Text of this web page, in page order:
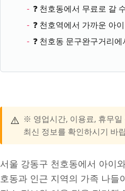
❓ 천호동에서 무료로 갈
❓ 천호역에서 가까운 아
❓ 천호동 문구완구거리
⚠️ ※ 영업시간, 이용료, 휴무일
최신 정보를 확인하시기 바
서울 강동구 천호동에서 아이
호동과 인근 지역의 가족 나들